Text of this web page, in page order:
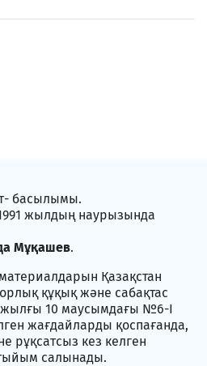
басылымы.
жылдың наурызында
Мұқашев.
Қазақстан
құқық және сабақтас
жылғы 10 маусымдағы №6-I
жағдайларды қоспағанда,
рұқсатсыз кез келген
салынады.